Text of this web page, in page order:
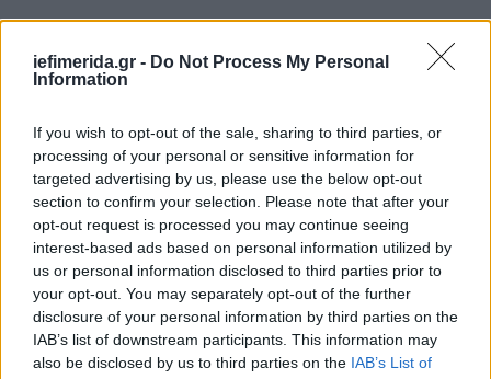
iefimerida.gr - Do Not Process My Personal
Information
If you wish to opt-out of the sale, sharing to third parties, or
processing of your personal or sensitive information for
targeted advertising by us, please use the below opt-out
section to confirm your selection. Please note that after your
opt-out request is processed you may continue seeing
interest-based ads based on personal information utilized by
us or personal information disclosed to third parties prior to
your opt-out. You may separately opt-out of the further
disclosure of your personal information by third parties on the
IAB’s list of downstream participants. This information may
also be disclosed by us to third parties on the IAB’s List of
«Φανταστείτε μόνο τι θα γινόταν εάν αυτή η
αθλιότητα είχε ειπωθεί από πολιτικό οποιουδήποτε
άλλου χώρου. Τώρα, είναι απλώς Πέμπτη».